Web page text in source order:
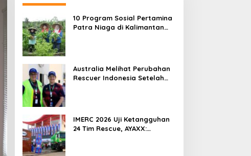
10 Program Sosial Pertamina
Patra Niaga di Kalimantan
Australia Melihat Perubahan
Rescuer Indonesia Setelah
IMERC 2026 Uji Ketangguhan
24 Tim Rescue, AYAXX: